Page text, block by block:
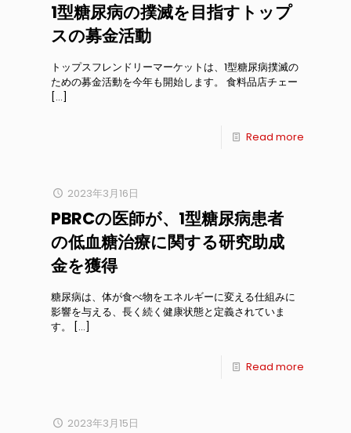
1型糖尿病の撲滅を目指すトップ
スの募金活動
トップスフレンドリーマーケットは、1型糖尿病撲滅の
ための募金活動を今年も開始します。 食料品店チェー
[…]
Read more
2023年3月16日
PBRCの医師が、1型糖尿病患者
の低血糖治療に関する研究助成
金を獲得
糖尿病は、体が食べ物をエネルギーに変える仕組みに
影響を与える、長く続く健康状態と定義されていま
す。
[…]
Read more
2023年3月15日